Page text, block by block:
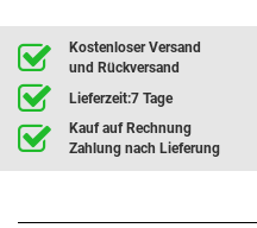
Kostenloser Versand
und Rückversand
Lieferzeit:7 Tage
Kauf auf Rechnung
Zahlung nach Lieferung